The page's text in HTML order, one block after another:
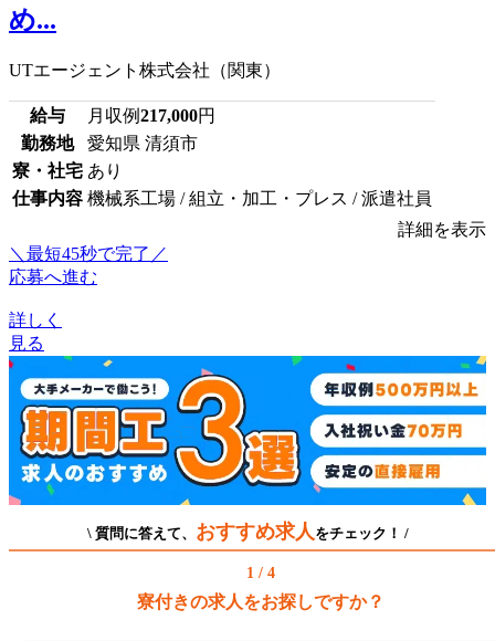
め...
UTエージェント株式会社（関東）
給与 月収例217,000円
勤務地
愛知県 清須市
寮・社宅 あり
仕事内容 機械系工場 / 組立・加工・プレス / 派遣社員
詳細を表示
＼最短45秒で完了／
応募へ進む
詳しく
見る
\ 質問に答えて、 おすすめ求人 をチェック！ /
1 / 4
寮付きの求人をお探しですか？